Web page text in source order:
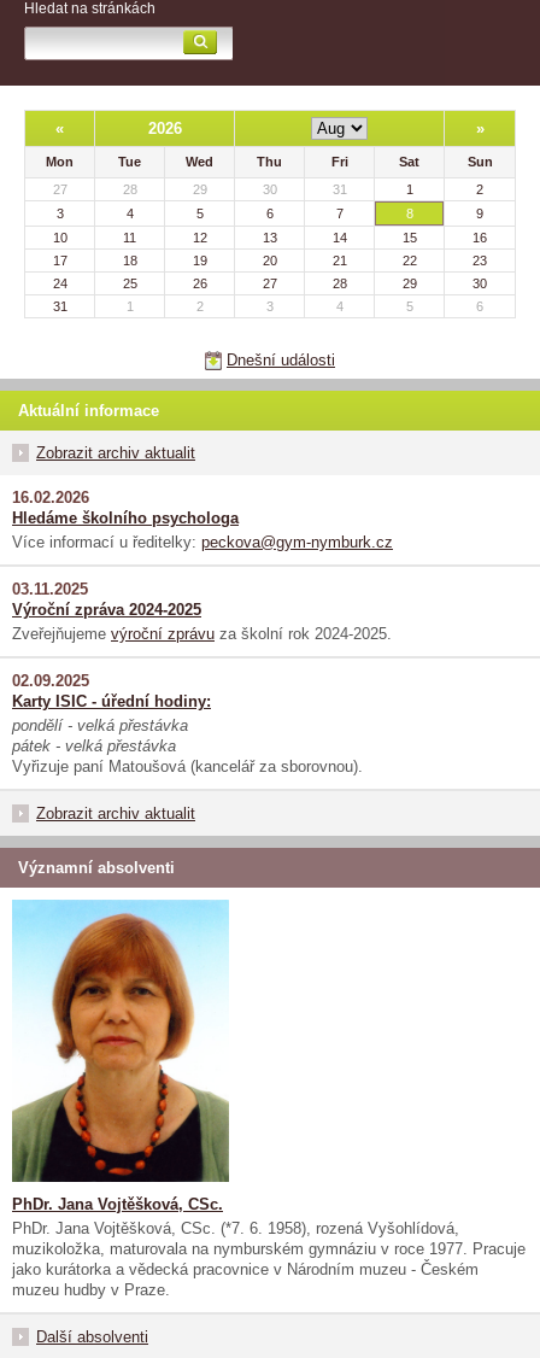
Hledat na stránkách
« 2026 »
Mon Tue Wed Thu Fri Sat
Sun
27
28 29 30 31 1
2
3
4 5 6 7 8
9
10
11 12 13 14 15
16
17
18 19 20 21 22
23
24
25 26 27 28 29
30
31
1 2 3 4 5 6
Dnešní události
Aktuální informace
Zobrazit archiv aktualit
16.02.2026
Hledáme školního psychologa
Více informací u ředitelky: peckova@gym-nymburk.cz
03.11.2025
Výroční zpráva 2024-2025
Zveřejňujeme výroční zprávu za školní rok 2024-2025.
02.09.2025
Karty ISIC - úřední hodiny:
pondělí - velká přestávka
pátek - velká přestávka
Vyřizuje paní Matoušová (kancelář za sborovnou).
Zobrazit archiv aktualit
Významní absolventi
PhDr. Jana Vojtěšková, CSc.
PhDr. Jana Vojtěšková, CSc. (*7. 6. 1958), rozená Vyšohlídová,
muzikoložka, maturovala na nymburském gymnáziu v roce 1977. Pracuje
jako kurátorka a vědecká pracovnice v Národním muzeu - Českém
muzeu hudby v Praze.
Další absolventi